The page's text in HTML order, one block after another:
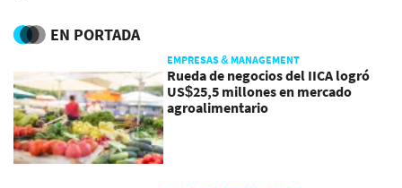
EN PORTADA
EMPRESAS & MANAGEMENT
Rueda de negocios del IICA logró
US$25,5 millones en mercado
agroalimentario